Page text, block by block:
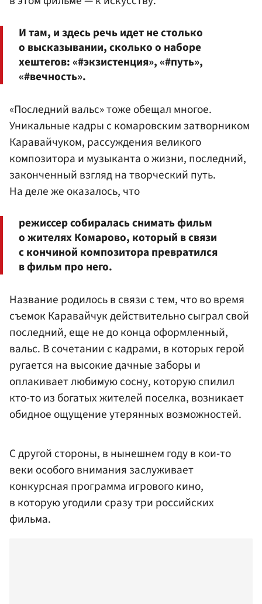
И там, и здесь речь идет не столько
о высказывании, сколько о наборе
хештегов: «#экзистенция», «#путь»,
«#вечность».
«Последний вальс» тоже обещал многое.
Уникальные кадры с комаровским затворником
Каравайчуком, рассуждения великого
композитора и музыканта о жизни, последний,
законченный взгляд на творческий путь.
На деле же оказалось, что
режиссер собиралась снимать фильм
о жителях Комарово, который в связи
с кончиной композитора превратился
в фильм про него.
Название родилось в связи с тем, что во время
съемок Каравайчук действительно сыграл свой
последний, еще не до конца оформленный,
вальс. В сочетании с кадрами, в которых герой
ругается на высокие дачные заборы и
оплакивает любимую сосну, которую спилил
кто-то из богатых жителей поселка, возникает
обидное ощущение утерянных возможностей.
С другой стороны, в нынешнем году в кои-то
веки особого внимания заслуживает
конкурсная программа игрового кино,
в которую угодили сразу три российских
фильма.